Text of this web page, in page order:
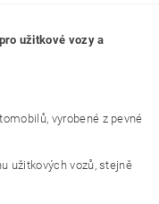
užitkové vozy a
vyrobené z pevné
užitkových vozů, stejně